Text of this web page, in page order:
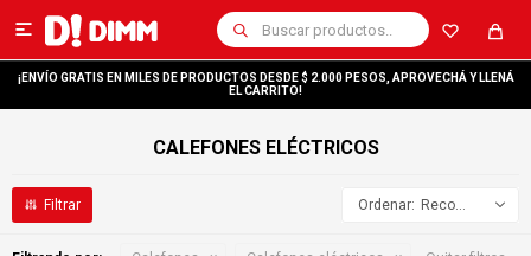

¡ENVÍO GRATIS EN MILES DE PRODUCTOS DESDE $ 2.000 PESOS, APROVECHÁ Y LLENÁ
EL CARRITO!
CALEFONES ELÉCTRICOS
Recomendados